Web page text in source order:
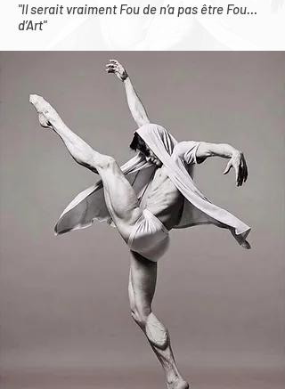
"Il serait vraiment Fou de n’a pas être Fou…
d’Art"